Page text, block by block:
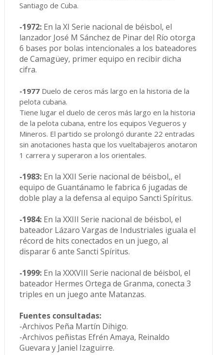
Santiago de Cuba.
-1972:En la XI Serie nacional de béisbol, el
lanzador José M Sánchez de Pinar del Río otorga
6 bases por bolas intencionales a los bateadores
de Camagüey, primer equipo en recibir dicha
cifra.
-1977Duelo de ceros más largo en la historia de la
pelota cubana.
Tiene lugar el duelo de ceros más largo en la historia
de la pelota cubana, entre los equipos Vegueros y
Mineros. El partido se prolongó durante 22 entradas
sin anotaciones hasta que los vueltabajeros anotaron
1 carrera y superaron a los orientales.
-1983: En la XXII Serie nacional de béisbol,, el
equipo de Guantánamo le fabrica 6 jugadas de
doble play a la defensa al equipo Sancti Spíritus.
-1984:En la XXIII Serie nacional de béisbol, el
bateador Lázaro Vargas de Industriales iguala el
récord de hits conectados en un juego, al
disparar 6 ante Sancti Spíritus.
-1999:En la XXXVIII Serie nacional de béisbol, el
bateador Hermes Ortega de Granma, conecta 3
triples en un juego ante Matanzas.
Fuentes consultadas:
-Archivos Peña Martín Dihigo.
-Archivos peñistas Efrén Amaya, Reinaldo
Guevara y Janiel Izaguirre.